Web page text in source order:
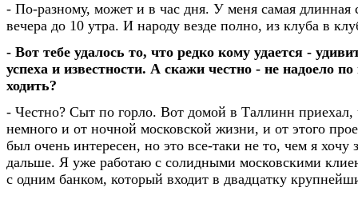
- По-разному, может и в час дня. У меня самая длинная
вечера до 10 утра. И народу везде полно, из клуба в
- Вот тебе удалось то, что редко кому удается -
успеха и известности. А скажи честно - не надоело
ходить?
- Честно? Сыт по горло. Вот домой в Таллинн приехал,
немного и от ночной московской жизни, и от этого
был очень интересен, но это все-таки не то, чем я хочу
дальше. Я уже работаю с солидными московскими
с одним банком, который входит в двадцатку